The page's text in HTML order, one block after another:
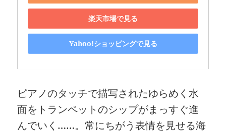
楽天市場で見る
Yahoo!ショッピングで見る
ピアノのタッチで描写されたゆらめく水
面をトランペットのシップがまっすぐ進
んでいく……。常にちがう表情を見せる海